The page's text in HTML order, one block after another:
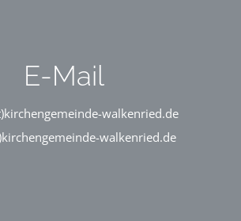
E-Mail
walkenried.de
walkenried.de